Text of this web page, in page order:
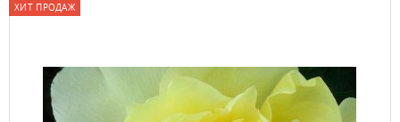
ХИТ ПРОДАЖ